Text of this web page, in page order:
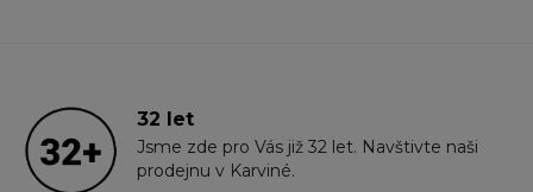
32 let
Jsme zde pro Vás již 32 let. Navštivte naši
prodejnu v Karviné.